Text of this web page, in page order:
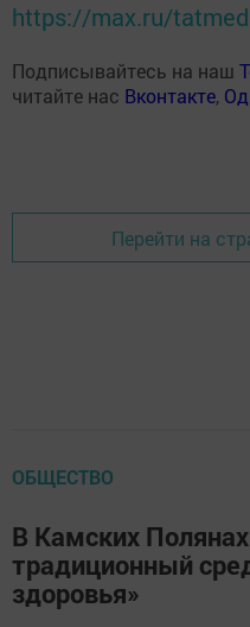
https://max.ru/
Подписывайтесь на наш
читайте нас Вконтакте,
Перейти на
ОБЩЕСТВО
В Камских
традиционный
здоровья»